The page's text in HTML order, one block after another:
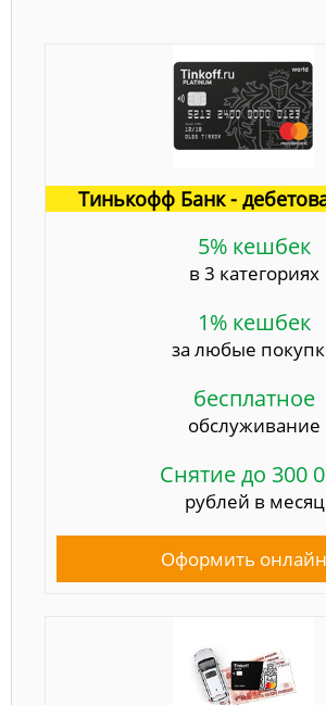
Тинькофф Банк -
5% кешбек
в 3 категориях
1% кешбек
за любые
бесплатное
обслуживание
Снятие до 300
рублей в месяц
Оформить онлайн